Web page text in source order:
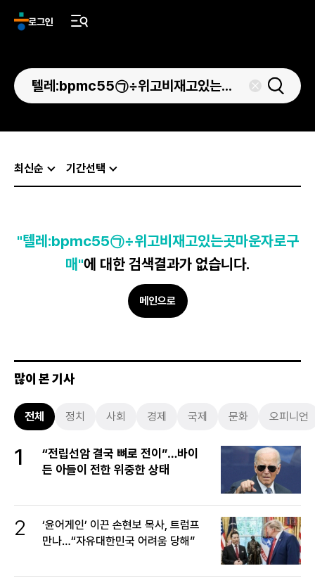
로그인
최신순 기간선택
"텔레:bpmc55㉠÷위고비재고있는곳마운자로구
매"에 대한 검색결과가 없습니다.
메인으로
많이 본 기사
전체 정치 사회 경제 국제 문화 오피니언
1
“전립선암 결국 뼈로 전이”…바이
든 아들이 전한 위중한 상태
2
‘윤어게인’ 이끈 손현보 목사, 트럼프
만나…“자유대한민국 어려움 당해”